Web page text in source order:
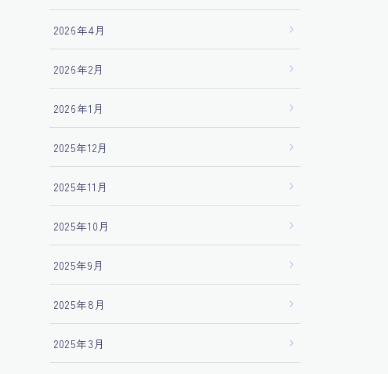
2026年4月
2026年2月
2026年1月
2025年12月
2025年11月
2025年10月
2025年9月
2025年8月
2025年3月